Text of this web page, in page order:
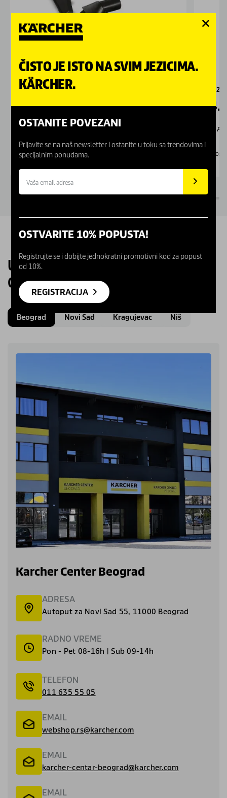
Garnitura mlaznica ID 35
2.409,00RSD
Dostupno Online
UPOZNAJTE NAŠE KARCHER
CENTRE
Beograd Novi Sad Kragujevac Niš
Karcher Center Beograd
ADRESA
Autoput za Novi Sad 55, 11000 Beograd
RADNO VREME
Pon - Pet 08-16h | Sub 09-14h
TELEFON
011 635 55 05
EMAIL
webshop.rs@karcher.com
EMAIL
karcher-centar-beograd@karcher.com
EMAIL
ČISTO JE ISTO NA SVIM JEZICIMA.
KÄRCHER.
OSTANITE POVEZANI
Prijavite se na naš newsletter i ostanite u toku sa trendovima i
specijalnim ponudama.
OSTVARITE 10% POPUSTA!
Registrujte se i dobijte jednokratni promotivni kod za popust
od 10%.
REGISTRACIJA